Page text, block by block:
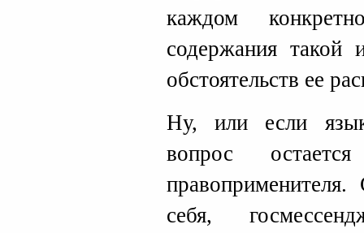
каждом
содержания такой
обстоятельств ее
Ну, или если
вопрос
себя,